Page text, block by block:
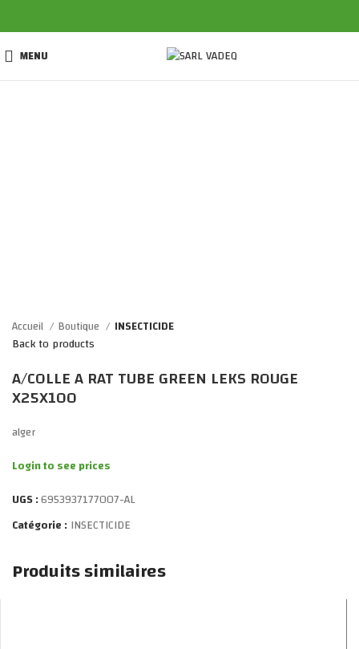
MENU
Accueil Boutique INSECTICIDE
Back to products
A/COLLE A RAT TUBE GREEN LEKS ROUGE
X25X100
alger
Login to see prices
UGS :6953937177007-AL
Catégorie :INSECTICIDE
Produits similaires